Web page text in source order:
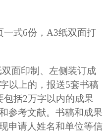
一式6份，A3纸双面打
双面印制、左侧装订成
以上的，报送5套书稿
括2万字以内的成果
参考文献。 书稿和成果
申请人姓名和单位等信